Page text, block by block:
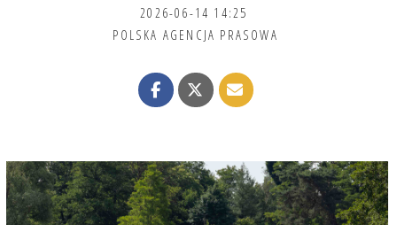
2026-06-14 14:25
POLSKA AGENCJA PRASOWA